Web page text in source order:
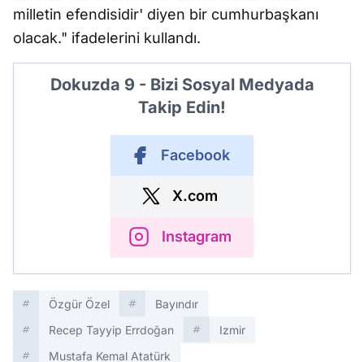
milletin efendisidir' diyen bir cumhurbaşkanı
olacak." ifadelerini kullandı.
Dokuzda 9 - Bizi Sosyal Medyada
Takip Edin!
Facebook
X.com
Instagram
Özgür Özel
Bayındır
Recep Tayyip Errdoğan
Izmir
Mustafa Kemal Atatürk